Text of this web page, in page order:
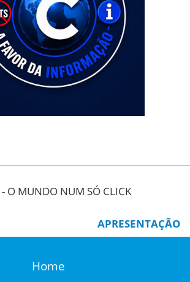
- O MUNDO NUM SÓ CLICK
APRESENTAÇÃO
Home